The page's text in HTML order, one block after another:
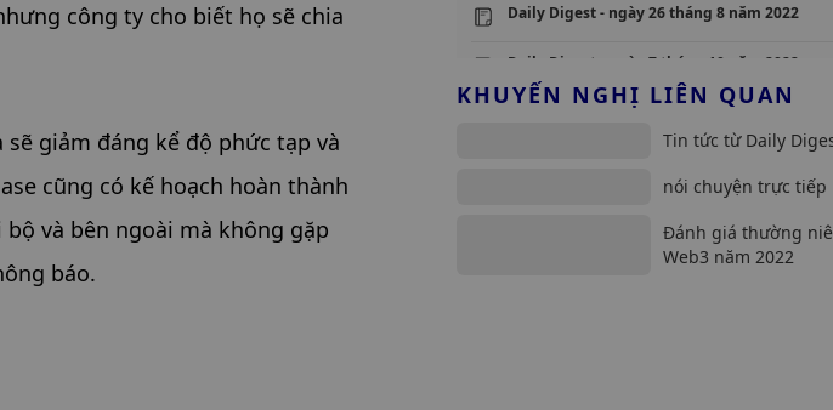
công ty cho biết họ sẽ chia
giảm đáng kể độ phức tạp và
cũng có kế hoạch hoàn thành
và bên ngoài mà không gặp
báo.
Daily Digest - ngày 26 tháng 8 năm 2022
Daily Digest - ngày 7 tháng 10 năm 2022
Daily Digest - ngày 25 tháng 5 năm 2023
KHUYẾN NGHỊ LIÊN QUAN
Tin tức từ Daily
nói chuyện trực tiếp
Đánh giá thường
Web3 năm 2022